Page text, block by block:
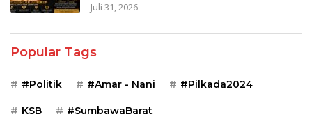
Juli 31, 2026
Popular Tags
#Politik #Amar - Nani #Pilkada2024
KSB #SumbawaBarat